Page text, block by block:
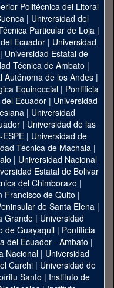
Politécnica del Litoral
| Universidad del
Particular de Loja|
Ecuador| Universidad
| Universidad Estatal de
Técnica de Ambato |
Autónoma de los Andes|
Equinoccial| Pontificia
Ecuador | Universidad
| Universidad
| Universidad de las
| Universidad de
Técnica de Machala|
| Universidad Nacional
Estatal de Bolivar
del Chimborazo |
Francisco de Quito |
de Santa Elena|
Grande | Universidad
de Guayaquil| Pontificia
del Ecuador - Ambato |
Nacional| Universidad
Carchi| Universidad de
Santo | Instituto de